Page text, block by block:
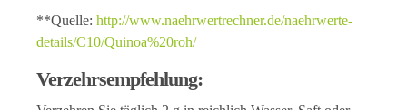
**Quelle: http://www.naehrwertrechner.de/naehrwerte-
details/C10/Quinoa%20roh/
Verzehrsempfehlung: